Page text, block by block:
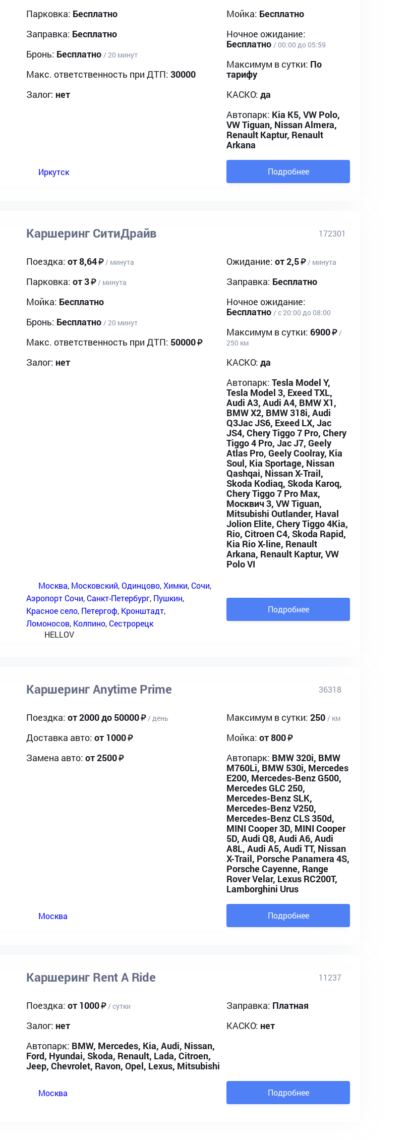
Парковка: Бесплатно
Заправка: Бесплатно
Бронь: Бесплатно / 20 минут
Макс. ответственность при ДТП: 30000
Залог: нет
Мойка: Бесплатно
Ночное ожидание:
Бесплатно / 00:00 до 05:59
Максимум в сутки: По
тарифу
КАСКО: да
Автопарк: Kia K5, VW Polo,
VW Tiguan, Nissan Almera,
Renault Kaptur, Renault
Arkana
Иркутск Подробнее
Каршеринг СитиДрайв 172301
Поездка: от 8,64 / минута
Парковка: от 3 / минута
Мойка: Бесплатно
Бронь: Бесплатно / 20 минут
Макс. ответственность при ДТП: 50000
Залог: нет
Ожидание: от 2,5 / минута
Заправка: Бесплатно
Ночное ожидание:
Бесплатно / с 20:00 до 08:00
Максимум в сутки: 6900
/
250 км
КАСКО: да
Автопарк: Tesla Model Y,
Tesla Model 3, Exeed TXL,
Audi A3, Audi A4, BMW X1,
BMW X2, BMW 318i, Audi
Q3Jac JS6, Exeed LX, Jac
JS4, Chery Tiggo 7 Pro, Chery
Tiggo 4 Pro, Jac J7, Geely
Atlas Pro, Geely Coolray, Kia
Soul, Kia Sportage, Nissan
Qashqai, Nissan X-Trail,
Skoda Kodiaq, Skoda Karoq,
Chery Tiggo 7 Pro Max,
Москвич 3, VW Tiguan,
Mitsubishi Outlander, Haval
Jolion Elite, Chery Tiggo 4Kia,
Rio, Citroen C4, Skoda Rapid,
Kia Rio X-line, Renault
Arkana, Renault Kaptur, VW
Polo VI
Москва, Московский,Одинцово,Химки, Сочи,
Аэропорт Сочи, Санкт-Петербург, Пушкин,
Красное село, Петергоф, Кронштадт,
Ломоносов, Колпино, Сестрорецк
HELLOV
Подробнее
Каршеринг Anytime Prime 36318
Поездка: от 2000 до 50000 / день
Доставка авто: от 1000
Замена авто: от 2500
Максимум в сутки: 250 / км
Мойка: от 800
Автопарк: BMW 320i, BMW
M760Li, BMW 530i, Mercedes
E200, Mercedes-Benz G500,
Mercedes GLC 250,
Mercedes-Benz SLK,
Mercedes-Benz V250,
Mercedes-Benz CLS 350d,
MINI Cooper 3D, MINI Cooper
5D, Audi Q8, Audi A6, Audi
A8L, Audi A5, Audi TT, Nissan
X-Trail, Porsche Panamera 4S,
Porsche Cayenne, Range
Rover Velar, Lexus RC200T,
Lamborghini Urus
Москва Подробнее
Каршеринг Rent A Ride 11237
Поездка: от 1000 / сутки
Залог: нет
Автопарк: BMW, Mercedes, Kia, Audi, Nissan,
Ford, Hyundai, Skoda, Renault, Lada, Citroen,
Jeep, Chevrolet, Ravon, Opel, Lexus, Mitsubishi
Заправка: Платная
КАСКО: нет
Москва Подробнее